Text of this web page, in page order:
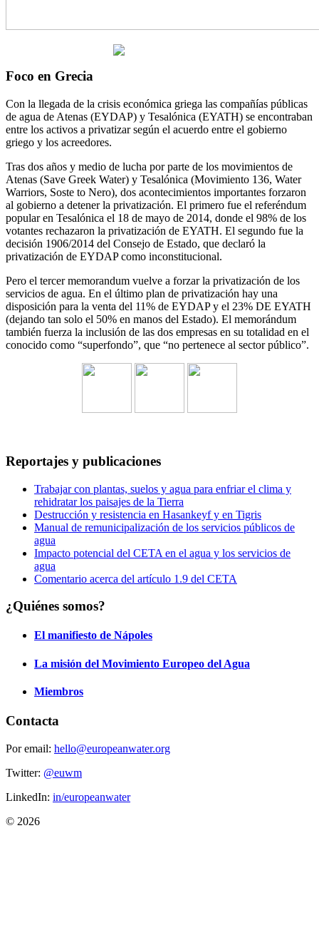
Foco en Grecia
Con la llegada de la crisis económica griega las compañías públicas
de agua de Atenas (EYDAP) y Tesalónica (EYATH) se encontraban
entre los activos a privatizar según el acuerdo entre el gobierno
griego y los acreedores.
Tras dos años y medio de lucha por parte de los movimientos de
Atenas (Save Greek Water) y Tesalónica (Movimiento 136, Water
Warriors, Soste to Nero), dos acontecimientos importantes forzaron
al gobierno a detener la privatización. El primero fue el referéndum
popular en Tesalónica el 18 de mayo de 2014, donde el 98% de los
votantes rechazaron la privatización de EYATH. El segundo fue la
decisión 1906/2014 del Consejo de Estado, que declaró la
privatización de EYDAP como inconstitucional.
Pero el tercer memorandum vuelve a forzar la privatización de los
servicios de agua. En el último plan de privatización hay una
disposición para la venta del 11% de EYDAP y el 23% DE EYATH
(dejando tan solo el 50% en manos del Estado). El memorándum
también fuerza la inclusión de las dos empresas en su totalidad en el
conocido como “superfondo”, que “no pertenece al sector público”.
Reportajes y publicaciones
Trabajar con plantas, suelos y agua para enfriar el clima y
rehidratar los paisajes de la Tierra
Destrucción y resistencia en Hasankeyf y en Tigris
Manual de remunicipalización de los servicios públicos de
agua
Impacto potencial del CETA en el agua y los servicios de
agua
Comentario acerca del artículo 1.9 del CETA
¿Quiénes somos?
El manifiesto de Nápoles
La misión del Movimiento Europeo del Agua
Miembros
Contacta
Por email: hello@europeanwater.org
Twitter: @euwm
LinkedIn: in/europeanwater
© 2026